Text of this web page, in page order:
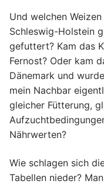
Und welchen
Schleswig-Holstein
gefuttert? Kam das
Fernost? Oder kam
Dänemark und
mein Nachbar
gleicher Fütterung,
Nährwerten?
Wie schlagen sich
Tabellen nieder?